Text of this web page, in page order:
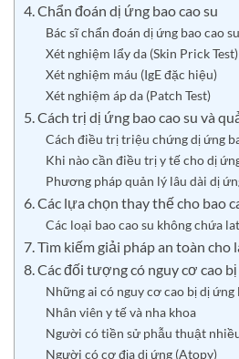
4. Chẩn đoán dị ứng bao cao su
Bác sĩ chẩn đoán dị ứng bao cao
Xét nghiệm lẩy da (Skin Prick Test)
Xét nghiệm máu (IgE đặc hiệu)
Xét nghiệm áp da (Patch Test)
5. Cách trị dị ứng bao cao su và
Cách điều trị triệu chứng dị ứng
Khi nào cần điều trị y tế cho dị
Phương pháp quản lý lâu dài dị
6. Các lựa chọn thay thế cho bao
Các loại bao cao su không chứa
7. Tìm kiếm giải pháp an toàn cho
8. Các đối tượng có nguy cơ cao
Những ai có nguy cơ cao bị dị ứng
Nhân viên y tế và nha khoa
Người có tiền sử phẫu thuật
Người có cơ địa dị ứng (Atopy)